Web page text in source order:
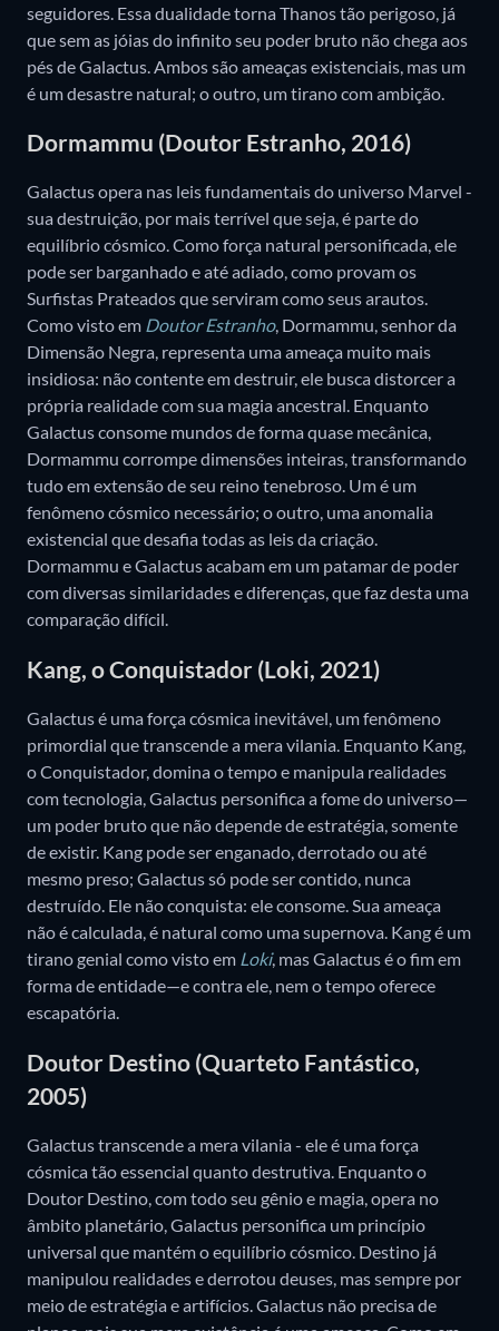
seguidores. Essa dualidade torna Thanos tão perigoso, já
que sem as jóias do infinito seu poder bruto não chega aos
pés de Galactus. Ambos são ameaças existenciais, mas um
é um desastre natural; o outro, um tirano com ambição.
Dormammu (Doutor Estranho, 2016)
Galactus opera nas leis fundamentais do universo Marvel -
sua destruição, por mais terrível que seja, é parte do
equilíbrio cósmico. Como força natural personificada, ele
pode ser barganhado e até adiado, como provam os
Surfistas Prateados que serviram como seus arautos.
Como visto em Doutor Estranho, Dormammu, senhor da
Dimensão Negra, representa uma ameaça muito mais
insidiosa: não contente em destruir, ele busca distorcer a
própria realidade com sua magia ancestral. Enquanto
Galactus consome mundos de forma quase mecânica,
Dormammu corrompe dimensões inteiras, transformando
tudo em extensão de seu reino tenebroso. Um é um
fenômeno cósmico necessário; o outro, uma anomalia
existencial que desafia todas as leis da criação.
Dormammu e Galactus acabam em um patamar de poder
com diversas similaridades e diferenças, que faz desta uma
comparação difícil.
Kang, o Conquistador (Loki, 2021)
Galactus é uma força cósmica inevitável, um fenômeno
primordial que transcende a mera vilania. Enquanto Kang,
o Conquistador, domina o tempo e manipula realidades
com tecnologia, Galactus personifica a fome do universo—
um poder bruto que não depende de estratégia, somente
de existir. Kang pode ser enganado, derrotado ou até
mesmo preso; Galactus só pode ser contido, nunca
destruído. Ele não conquista: ele consome. Sua ameaça
não é calculada, é natural como uma supernova. Kang é um
tirano genial como visto em Loki, mas Galactus é o fim em
forma de entidade—e contra ele, nem o tempo oferece
escapatória.
Doutor Destino (Quarteto Fantástico,
2005)
Galactus transcende a mera vilania - ele é uma força
cósmica tão essencial quanto destrutiva. Enquanto o
Doutor Destino, com todo seu gênio e magia, opera no
âmbito planetário, Galactus personifica um princípio
universal que mantém o equilíbrio cósmico. Destino já
manipulou realidades e derrotou deuses, mas sempre por
meio de estratégia e artifícios. Galactus não precisa de